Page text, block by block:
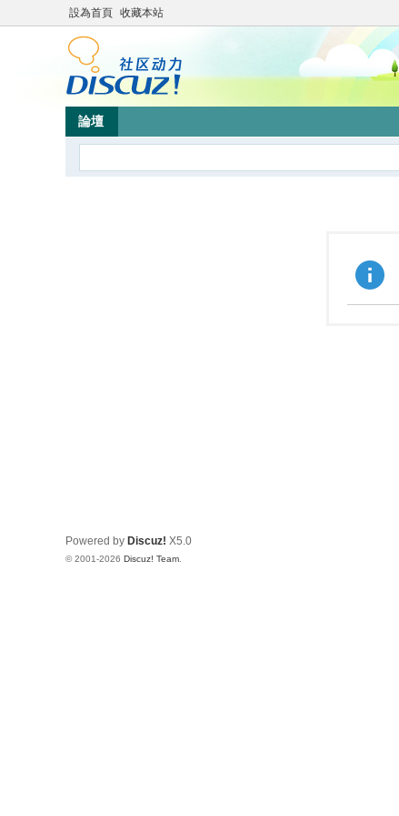
設為首頁 收藏本站
論壇
Powered by Discuz! X5.0
© 2001-2026 Discuz! Team